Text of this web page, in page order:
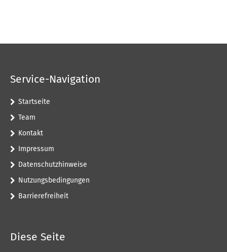
Service-Navigation
Startseite
Team
Kontakt
Impressum
Datenschutzhinweise
Nutzungsbedingungen
Barrierefreiheit
Diese Seite